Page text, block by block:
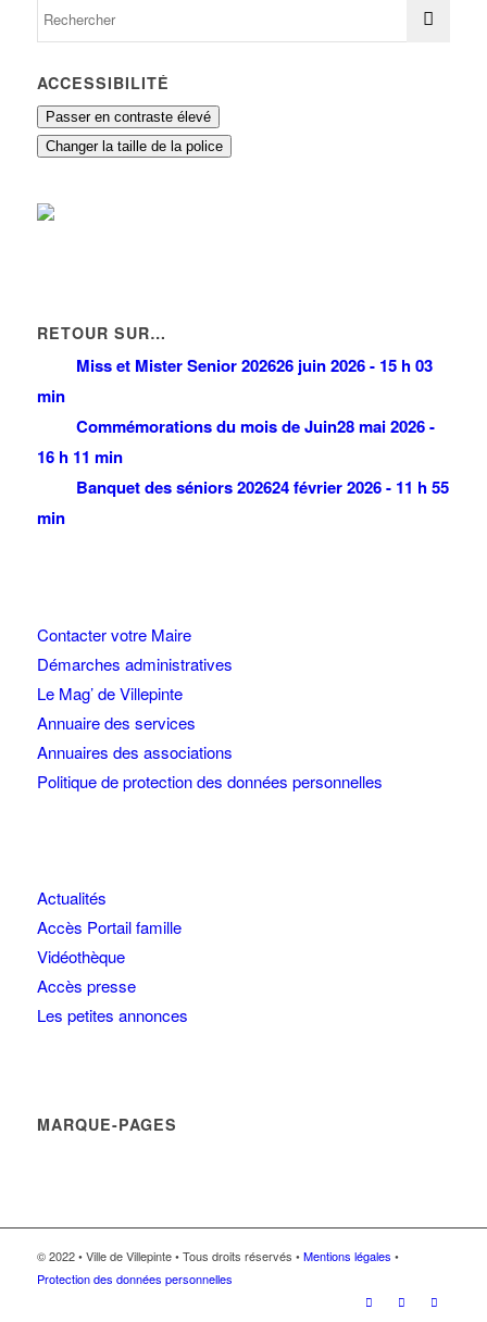
ACCESSIBILITÉ
Passer en contraste élevé
Changer la taille de la police
RETOUR SUR…
Miss et Mister Senior 202626 juin 2026 - 15 h 03
min
Commémorations du mois de Juin28 mai 2026 -
16 h 11 min
Banquet des séniors 202624 février 2026 - 11 h 55
min
Contacter votre Maire
Démarches administratives
Le Mag’ de Villepinte
Annuaire des services
Annuaires des associations
Politique de protection des données personnelles
Actualités
Accès Portail famille
Vidéothèque
Accès presse
Les petites annonces
MARQUE-PAGES
© 2022 • Ville de Villepinte • Tous droits réservés •Mentions légales •
Protection des données personnelles